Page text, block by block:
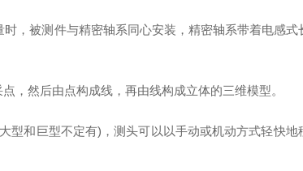
，被测件与精密轴系同心安装，精密轴系带着电感
然后由点构成线，再由线构成立体的三维模型。
和巨型不定有)，测头可以以手动或机动方式轻快地